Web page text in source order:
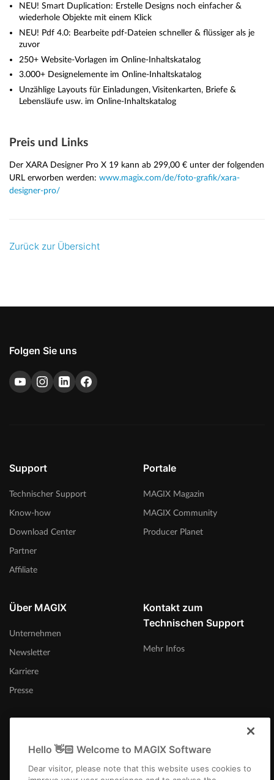
NEU! Smart Duplication: Erstelle Designs noch einfacher &
wiederhole Objekte mit einem Klick
NEU! Pdf 4.0: Bearbeite pdf-Dateien schneller & flüssiger als je
zuvor
250+ Website-Vorlagen im Online-Inhaltskatalog
3.000+ Designelemente im Online-Inhaltskatalog
Unzählige Layouts für Einladungen, Visitenkarten, Briefe &
Lebensläufe usw. im Online-Inhaltskatalog
Preis und Links
Der XARA Designer Pro X 19 kann ab 299,00 € unter der folgenden
URL erworben werden: www.magix.com/de/foto-grafik/xara-
designer-pro/
Zurück zur Übersicht
Folgen Sie uns
Support
Technischer Support
Know-how
Download Center
Partner
Affiliate
Portale
MAGIX Magazin
MAGIX Community
Producer Planet
Über MAGIX
Unternehmen
Newsletter
Karriere
Presse
Kontakt zum
Technischen Support
Mehr Infos
Schweiz (Deutsch)
Hello 👋🏻 Welcome to MAGIX Software
Dear visitor, please note that this website uses cookies to